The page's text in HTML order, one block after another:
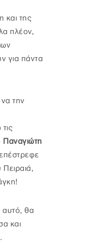
και της
πλέον,
για πάντα
την
Παναγιώτη
αυτό, θα
και